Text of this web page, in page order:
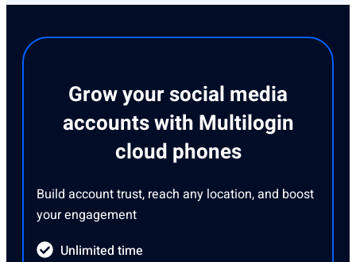
Grow your social media
accounts with Multilogin
cloud phones
Build account trust, reach any location, and boost
your engagement
Unlimited time